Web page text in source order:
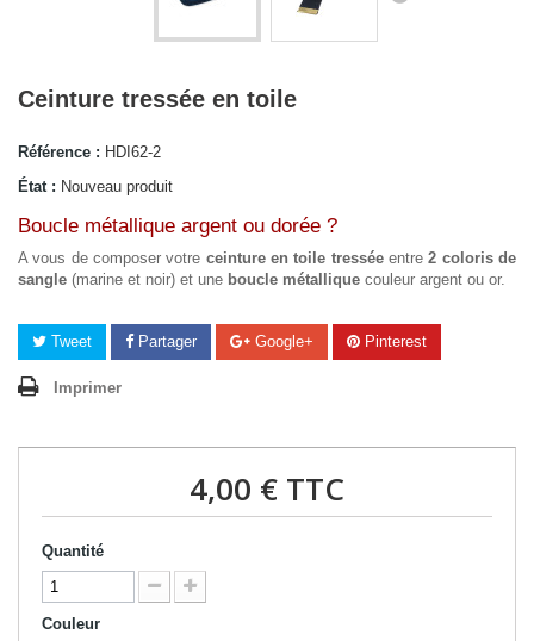
Ceinture tressée en toile
Référence : HDI62-2
État : Nouveau produit
Boucle métallique argent ou dorée ?
A vous de composer votre ceinture en toile tresséeentre2 coloris de
sangle (marine et noir) et une boucle métallique couleur argent ou or.
Tweet Partager Google+ Pinterest
Imprimer
4,00 € TTC
Quantité
Couleur